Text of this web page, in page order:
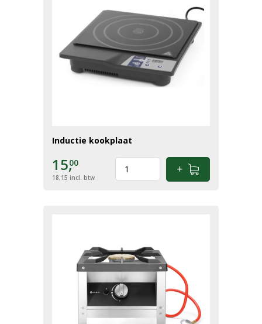
Inductie kookplaat
15,00
18,15 incl. btw